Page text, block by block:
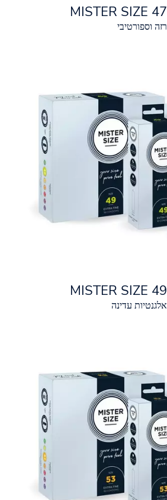
MISTER SIZE 47
רזה וספורטיבי
MISTER SIZE 49
אלגנטיות עדינה